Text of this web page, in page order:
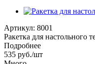
Артикул: 8001
Ракетка для настольного
Подробнее
535 руб./шт